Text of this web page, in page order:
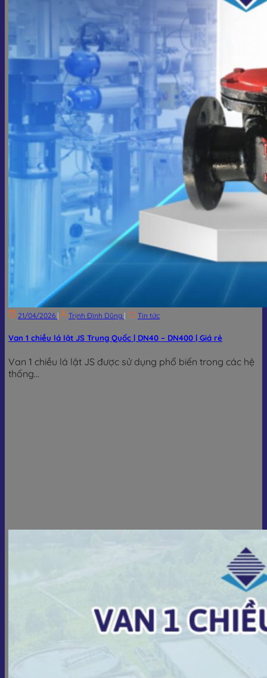
21/04/2026 | Trịnh Đình Dũng | Tin tức
Van 1 chiều lá lật JS Trung Quốc | DN40 – DN400 | Giá rẻ
Van 1 chiều lá lật JS được sử dụng phổ biến trong các hệ
thống...